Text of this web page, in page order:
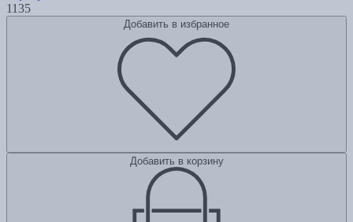
1135
Добавить в избранное
Добавить в корзину